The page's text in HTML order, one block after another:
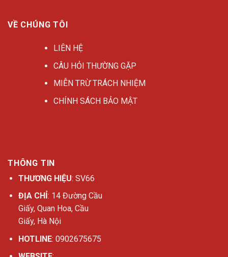
VỀ CHÚNG TÔI
LIÊN HỆ
CÂU HỎI THƯỜNG GẶP
MIỄN TRỪ TRÁCH NHIỆM
CHÍNH SÁCH BẢO MẬT
THÔNG TIN
THƯƠNG HIỆU: SV66
ĐỊA CHỈ: 14 Đường Cầu
Giấy, Quan Hoa, Cầu
Giấy, Hà Nội
HOTLINE: 0902675675